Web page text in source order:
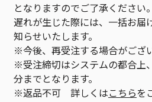
となりますのでご了承ください
遅れが生じた際には、一括お届
知らせいたします。
※今後、再受注する場合がござ
※受注締切はシステムの都合上
分までとなります。
※返品不可 詳しくはこちらを